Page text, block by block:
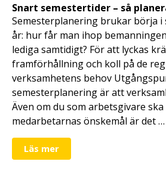
Snart semestertider – så
Semesterplanering brukar börja i
år: hur får man ihop
lediga samtidigt? För att lyckas
framförhållning och koll på de
verksamhetens behov
semesterplanering är att
Även om du som arbetsgivare
medarbetarnas önskemål är det …
Läs mer